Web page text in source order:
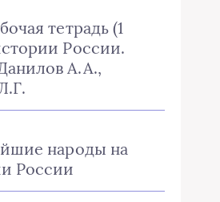
тетрадь (1
России.
А.А.,
народы на
России